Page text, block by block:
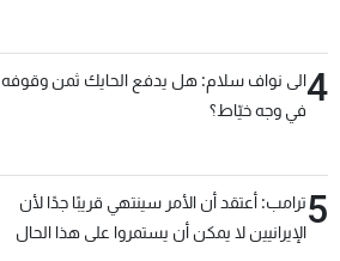
4الى نواف سلام: هل يدفع الحايك ثمن وقوفه
في وجه خيّاط؟
5ترامب: أعتقد أن الأمر سينتهي قريبًا جدًا لأن
الإيرانيين لا يمكن أن يستمروا على هذا الحال